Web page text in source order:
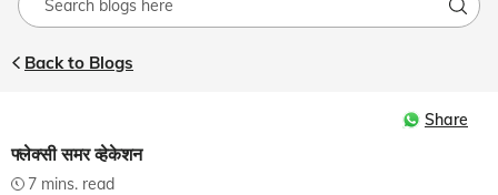
Back to Blogs
Share
फ्लेक्सी समर व्हेकेशन
7 mins. read